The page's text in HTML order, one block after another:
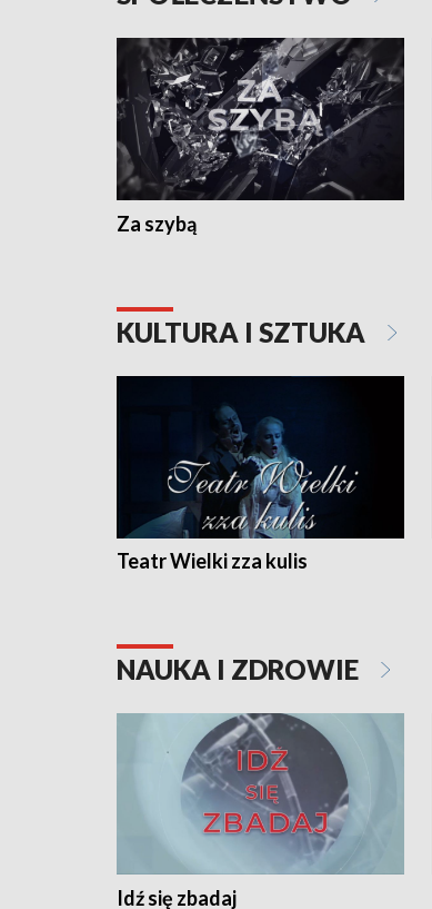
Za szybą
KULTURA I SZTUKA
Teatr Wielki zza kulis
NAUKA I ZDROWIE
Idź się zbadaj